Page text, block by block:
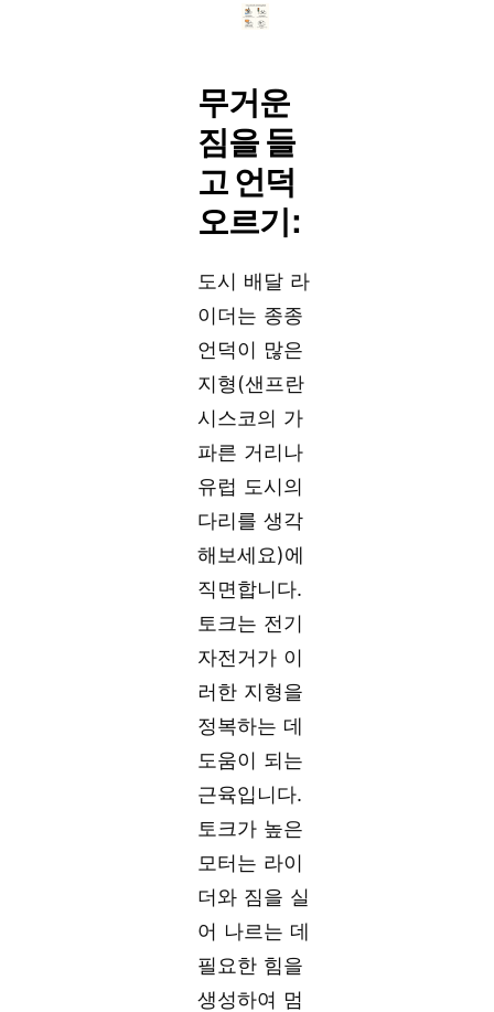
무거운
짐을 들
고 언덕
오르기:
도시 배달 라
이더는 종종
언덕이 많은
지형(샌프란
시스코의 가
파른 거리나
유럽 도시의
다리를 생각
해보세요)에
직면합니다.
토크는 전기
자전거가 이
러한 지형을
정복하는 데
도움이 되는
근육입니다.
토크가 높은
모터는 라이
더와 짐을 실
어 나르는 데
필요한 힘을
생성하여 멈